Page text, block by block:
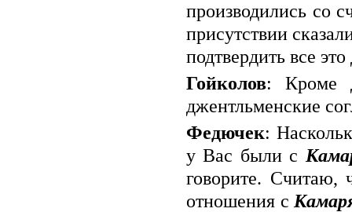
производились со
присутствии
подтвердить все
Гойколов: Кроме
джентльменские
Федючек:
у Вас были с
говорите. Считаю,
отношения с